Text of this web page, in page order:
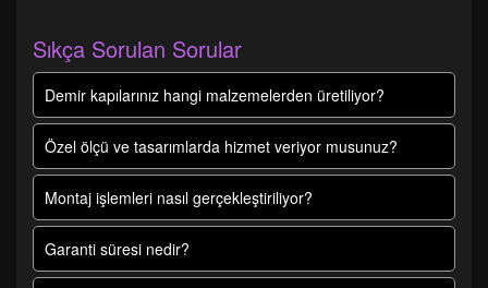
Sıkça Sorulan Sorular
Demir kapılarınız hangi malzemelerden üretiliyor?
Özel ölçü ve tasarımlarda hizmet veriyor musunuz?
Montaj işlemleri nasıl gerçekleştiriliyor?
Garanti süresi nedir?